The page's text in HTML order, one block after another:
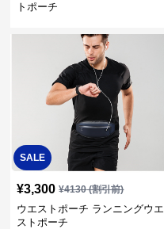
トポーチ
SALE
¥3,300 ¥4130(割引前)
ウエストポーチ ランニングウエ
ストポーチ